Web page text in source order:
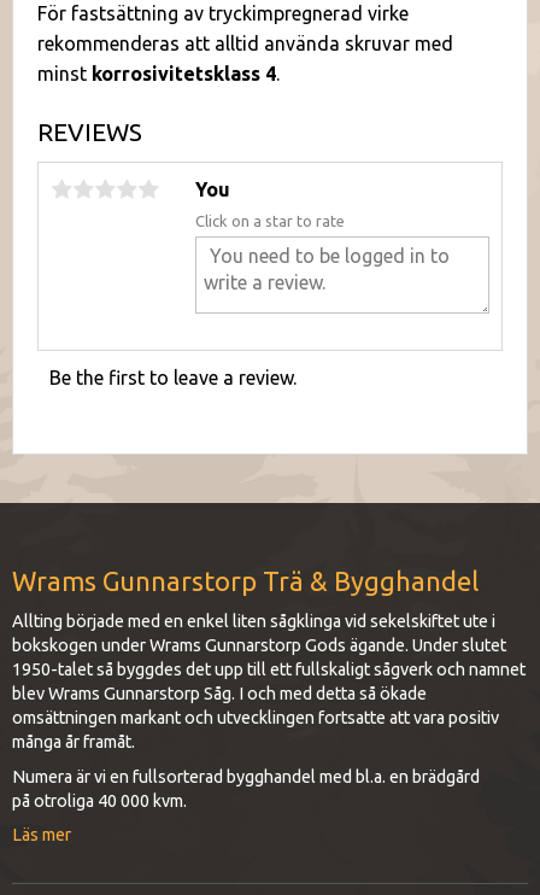
För fastsättning av tryckimpregnerad virke
rekommenderas att alltid använda skruvar med
minst korrosivitetsklass 4.
REVIEWS
You
Click on a star to rate
Be the first to leave a review.
Wrams Gunnarstorp Trä & Bygghandel
Allting började med en enkel liten sågklinga vid sekelskiftet ute i
bokskogen under Wrams Gunnarstorp Gods ägande. Under slutet
1950-talet så byggdes det upp till ett fullskaligt sågverk och namnet
blev Wrams Gunnarstorp Såg. I och med detta så ökade
omsättningen markant och utvecklingen fortsatte att vara positiv
många år framåt.
Numera är vi en fullsorterad bygghandel med bl.a. en brädgård
på otroliga 40 000 kvm.
Läs mer